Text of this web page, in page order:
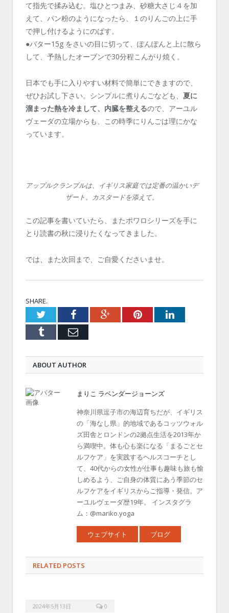
て指先で揉み込む。塩ひとつまみ、砂糖大さじ４を加
えて、パン粉のようになったら、１のりんごの上に手
で押し付けるようにのばす。
●バター15g をさいの目に切って、ぽんぽんと上に散ら
して、予熱したオーブンで30分程こんがり焼く。
日本でも手に入りやすい材料で簡単にできますので、
ぜひお試し下さい。シンプルに煮りんごなども、 夏に
溜まった熱を冷まして、内臓を整えるので、アーユル
ヴェーダの立場からも、この時季にりんごは理にかな
っています。
アップルクランブルは、イギリス家庭では定番の温かいデ
ザート。カスタードを添えて。
この記事を書いていたら、またポワロシリーズを手に
とり読書の秋に浸りたくなってきました。
では、また次回まで、ご自愛くださいませ。
SHARE.
TwitterFacebookGoogle+PinterestLinkedIn
Tumblr Email
ABOUT AUTHOR
まりこ ラベンダージョーンズ
神奈川県逗子市の海辺育ちだが、イギリス
の「海なし県」的地域であるコッツウォル
ズ田舎とロンドンの2拠点生活を2013年か
ら満喫中。体も心も楽になる「まるごとセ
ルフケア」を実践するヘルスコーチとし
て、40代からの女性が仕事も趣味も旅も愉
しめるよう、ご自身の体質にあう季節のセ
ルフケアをイギリスからご指導・発信。ア
ーユルヴェーダ歴19年。 インスタグラ
ム：@mariko.yoga
ウェブサイト ブログ
RELATED POSTS
2024年5月13日 0